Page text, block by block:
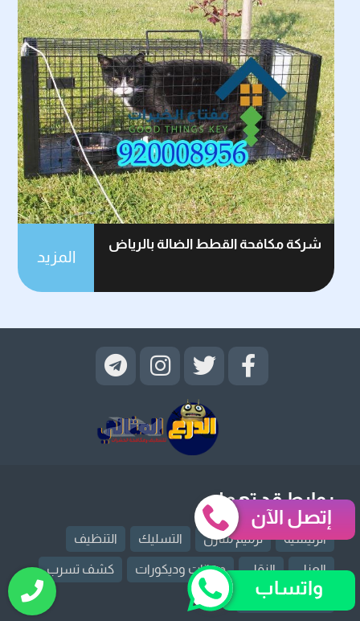
شركة مكافحة القطط الضالة بالرياض
المزيد
روابط قد تهمك
الرئيسية ترميم منازل التسليك التنظيف
العزل النقل دهانات وديكورات كشف تسرب
مكافحة حشرات
إتصل الآن
واتساب